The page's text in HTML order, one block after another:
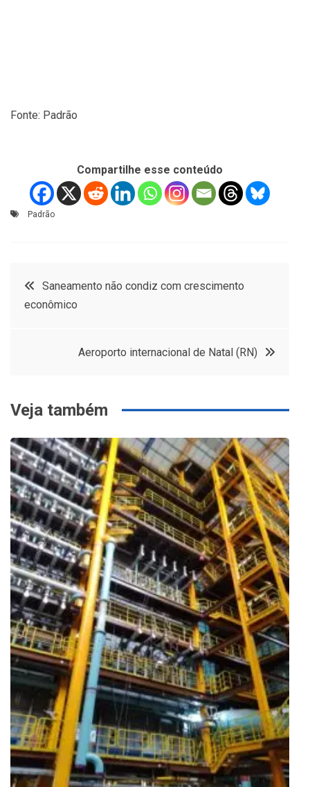
Fonte: Padrão
Compartilhe esse conteúdo
Padrão
Navegação
Saneamento não condiz com crescimento
econômico
Aeroporto internacional de Natal (RN)
Veja também